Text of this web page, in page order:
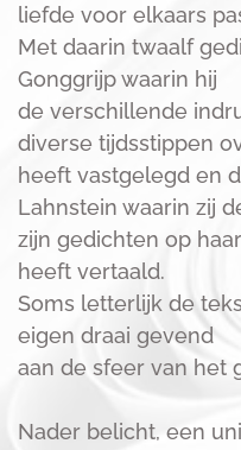
liefde voor elkaars
Met daarin twaalf
Gonggrijp waarin hij
de verschillende
diverse tijdsstippen
heeft vastgelegd en
Lahnstein waarin zij
zijn gedichten op
heeft vertaald.
Soms letterlijk de
eigen draai gevend
aan de sfeer van het
Nader belicht, een